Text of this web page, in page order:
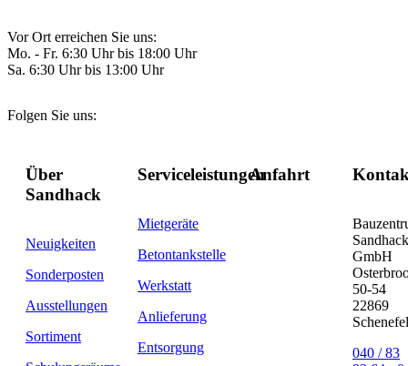
Vor Ort erreichen Sie uns:
Mo. - Fr. 6:30 Uhr bis 18:00 Uhr
Sa. 6:30 Uhr bis 13:00 Uhr
Folgen Sie uns:
Über
Sandhack
Neuigkeiten
Sonderposten
Ausstellungen
Sortiment
Serviceleistungen
Mietgeräte
Betontankstelle
Werkstatt
Anlieferung
Entsorgung
Anfahrt
Sandhack
GmbH
50-54
22869
040 / 83